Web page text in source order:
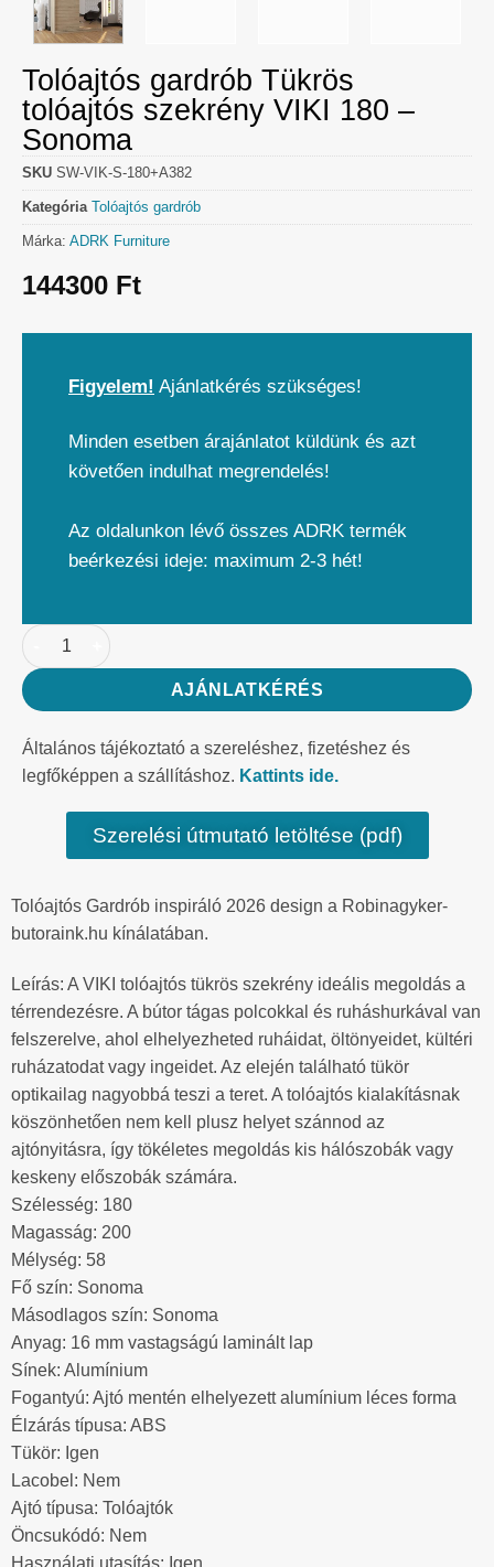
Tolóajtós gardrób Tükrös
tolóajtós szekrény VIKI 180 –
Sonoma
SKU SW-VIK-S-180+A382
Kategória Tolóajtós gardrób
Márka: ADRK Furniture
144300 Ft
Figyelem! Ajánlatkérés szükséges!
Minden esetben árajánlatot küldünk és azt
követően indulhat megrendelés!
Az oldalunkon lévő összes ADRK termék
beérkezési ideje: maximum 2-3 hét!
AJÁNLATKÉRÉS
Általános tájékoztató a szereléshez, fizetéshez és
legfőképpen a szállításhoz. Kattints ide.
Szerelési útmutató letöltése (pdf)
Tolóajtós Gardrób inspiráló 2026 design a Robinagyker-
butoraink.hu kínálatában.
Leírás: A VIKI tolóajtós tükrös szekrény ideális megoldás a
térrendezésre. A bútor tágas polcokkal és ruháshurkával van
felszerelve, ahol elhelyezheted ruháidat, öltönyeidet, kültéri
ruházatodat vagy ingeidet. Az elején található tükör
optikailag nagyobbá teszi a teret. A tolóajtós kialakításnak
köszönhetően nem kell plusz helyet szánnod az
ajtónyitásra, így tökéletes megoldás kis hálószobák vagy
keskeny előszobák számára.
Szélesség: 180
Magasság: 200
Mélység: 58
Fő szín: Sonoma
Másodlagos szín: Sonoma
Anyag: 16 mm vastagságú laminált lap
Sínek: Alumínium
Fogantyú: Ajtó mentén elhelyezett alumínium léces forma
Élzárás típusa: ABS
Tükör: Igen
Lacobel: Nem
Ajtó típusa: Tolóajtók
Öncsukódó: Nem